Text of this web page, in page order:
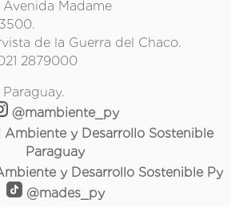
Avenida Madame
de la Guerra del Chaco.
2879000
@mambiente_py
y Desarrollo Sostenible
Paraguay
y Desarrollo Sostenible Py
@mades_py